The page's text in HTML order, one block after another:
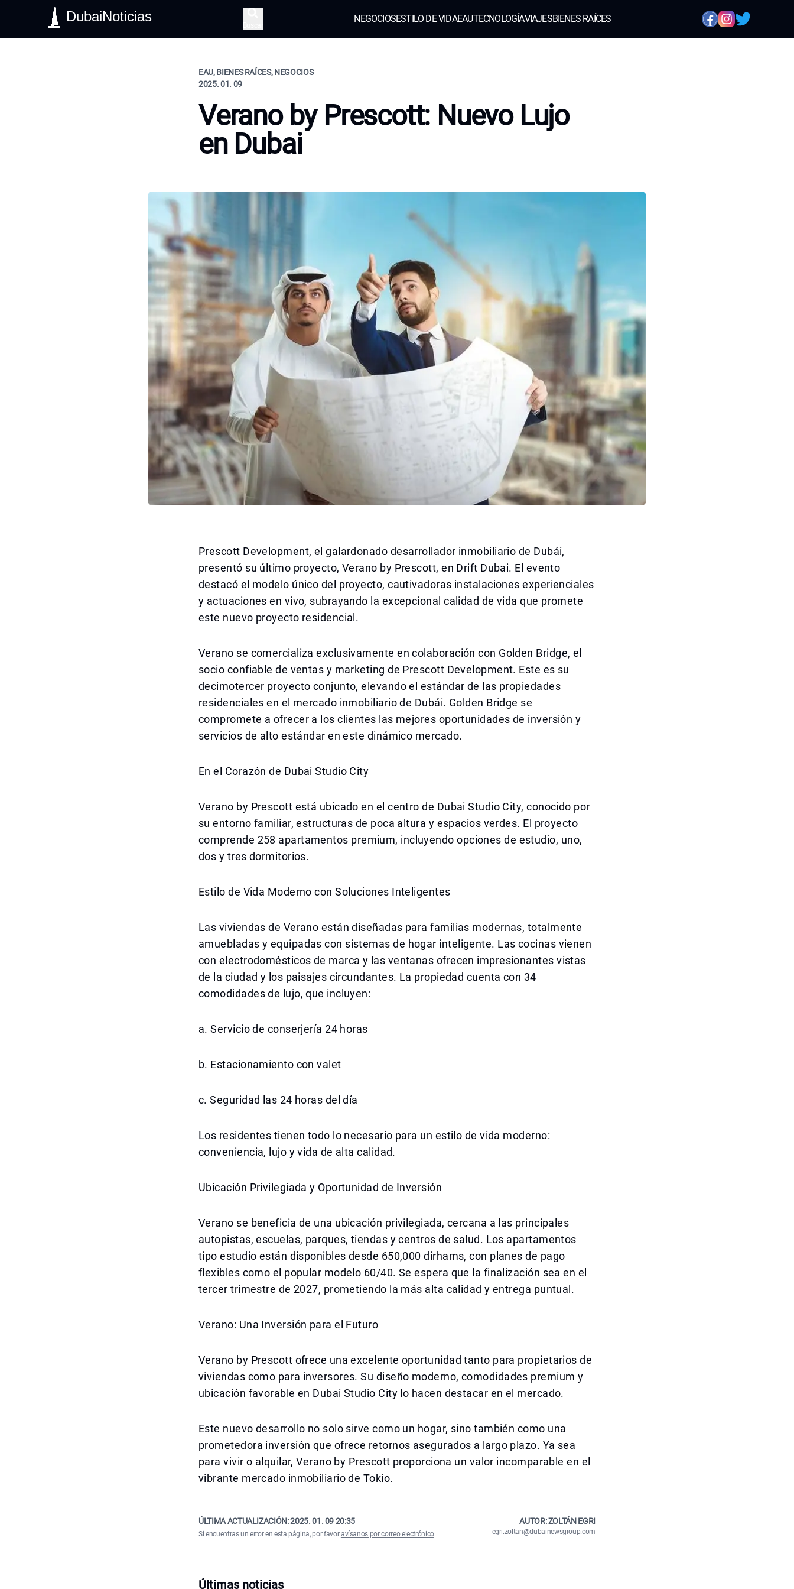
DubaiNoticias NEGOCIOSESTILO DE VIDAEAUTECNOLOGÍAVIAJESBIENES RAÍCES
EAU, BIENES RAÍCES, NEGOCIOS
2025. 01. 09
Verano by Prescott: Nuevo Lujo
en Dubai
Prescott Development, el galardonado desarrollador inmobiliario de Dubái,
presentó su último proyecto, Verano by Prescott, en Drift Dubai. El evento
destacó el modelo único del proyecto, cautivadoras instalaciones experienciales
y actuaciones en vivo, subrayando la excepcional calidad de vida que promete
este nuevo proyecto residencial.
Verano se comercializa exclusivamente en colaboración con Golden Bridge, el
socio confiable de ventas y marketing de Prescott Development. Este es su
decimotercer proyecto conjunto, elevando el estándar de las propiedades
residenciales en el mercado inmobiliario de Dubái. Golden Bridge se
compromete a ofrecer a los clientes las mejores oportunidades de inversión y
servicios de alto estándar en este dinámico mercado.
En el Corazón de Dubai Studio City
Verano by Prescott está ubicado en el centro de Dubai Studio City, conocido por
su entorno familiar, estructuras de poca altura y espacios verdes. El proyecto
comprende 258 apartamentos premium, incluyendo opciones de estudio, uno,
dos y tres dormitorios.
Estilo de Vida Moderno con Soluciones Inteligentes
Las viviendas de Verano están diseñadas para familias modernas, totalmente
amuebladas y equipadas con sistemas de hogar inteligente. Las cocinas vienen
con electrodomésticos de marca y las ventanas ofrecen impresionantes vistas
de la ciudad y los paisajes circundantes. La propiedad cuenta con 34
comodidades de lujo, que incluyen:
a. Servicio de conserjería 24 horas
b. Estacionamiento con valet
c. Seguridad las 24 horas del día
Los residentes tienen todo lo necesario para un estilo de vida moderno:
conveniencia, lujo y vida de alta calidad.
Ubicación Privilegiada y Oportunidad de Inversión
Verano se beneficia de una ubicación privilegiada, cercana a las principales
autopistas, escuelas, parques, tiendas y centros de salud. Los apartamentos
tipo estudio están disponibles desde 650,000 dirhams, con planes de pago
flexibles como el popular modelo 60/40. Se espera que la finalización sea en el
tercer trimestre de 2027, prometiendo la más alta calidad y entrega puntual.
Verano: Una Inversión para el Futuro
Verano by Prescott ofrece una excelente oportunidad tanto para propietarios de
viviendas como para inversores. Su diseño moderno, comodidades premium y
ubicación favorable en Dubai Studio City lo hacen destacar en el mercado.
Este nuevo desarrollo no solo sirve como un hogar, sino también como una
prometedora inversión que ofrece retornos asegurados a largo plazo. Ya sea
para vivir o alquilar, Verano by Prescott proporciona un valor incomparable en el
vibrante mercado inmobiliario de Tokio.
ÚLTIMA ACTUALIZACIÓN:2025. 01. 09 20:35
Si encuentras un error en esta página, por favoravísanos por correo electrónico.
AUTOR: ZOLTÁN EGRI
egri.zoltan@dubainewsgroup.com
Últimas noticias